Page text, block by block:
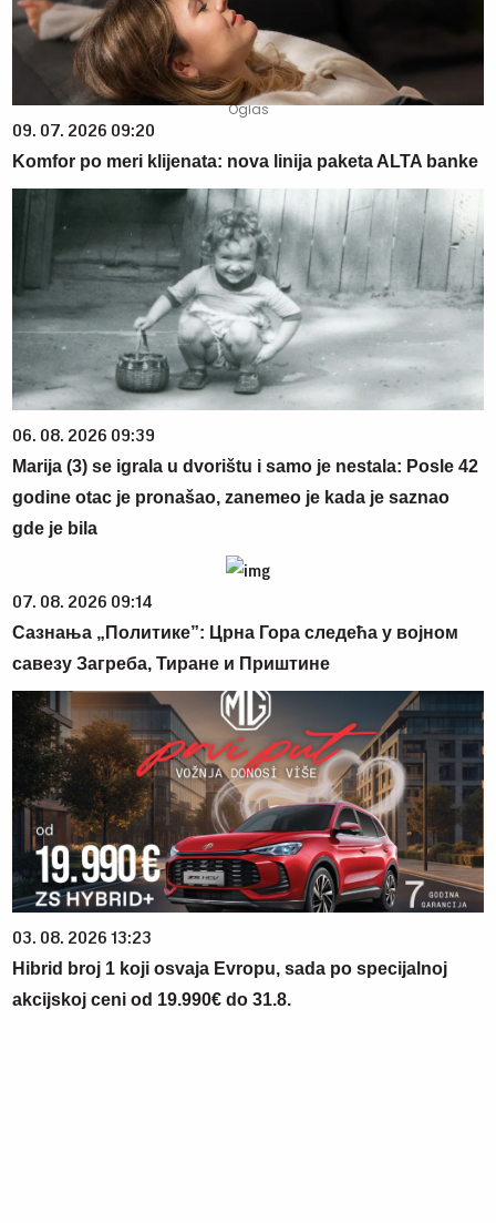
09. 07. 2026 09:20
Komfor po meri klijenata: nova linija paketa ALTA banke
06. 08. 2026 09:39
Marija (3) se igrala u dvorištu i samo je nestala: Posle 42
godine otac je pronašao, zanemeo je kada je saznao
gde je bila
07. 08. 2026 09:14
Сазнања „Политике”: Црна Гора следећа у војном
савезу Загреба, Тиране и Приштине
03. 08. 2026 13:23
Hibrid broj 1 koji osvaja Evropu, sada po specijalnoj
akcijskoj ceni od 19.990€ do 31.8.